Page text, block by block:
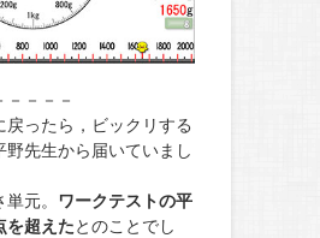
－－－－
戻ったら，ビックリする
野先生から届いていまし
元。
ワークテストの平
を超えたとのことでし